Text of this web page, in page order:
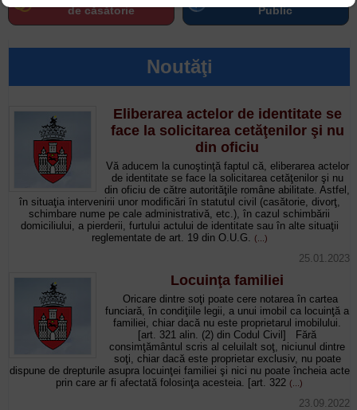
de căsătorie
Public
Noutăţi
Eliberarea actelor de identitate se
face la solicitarea cetăţenilor şi nu
din oficiu
Vă aducem la cunoştinţă faptul că, eliberarea actelor
de identitate se face la solicitarea cetăţenilor şi nu
din oficiu de către autorităţile române abilitate. Astfel,
în situaţia intervenirii unor modificări în statutul civil (casătorie, divorţ,
schimbare nume pe cale administrativă, etc.), în cazul schimbării
domiciliului, a pierderii, furtului actului de identitate sau în alte situaţii
reglementate de art. 19 din O.U.G. (...)
25.01.2023
Locuinţa familiei
Oricare dintre soţi poate cere notarea în cartea
funciară, în condiţiile legii, a unui imobil ca locuinţă a
familiei, chiar dacă nu este proprietarul imobilului.
[art. 321 alin. (2) din Codul Civil] Fără
consimţământul scris al celuilalt soţ, niciunul dintre
soţi, chiar dacă este proprietar exclusiv, nu poate
dispune de drepturile asupra locuinţei familiei şi nici nu poate încheia acte
prin care ar fi afectată folosinţa acesteia. [art. 322 (...)
23.09.2022